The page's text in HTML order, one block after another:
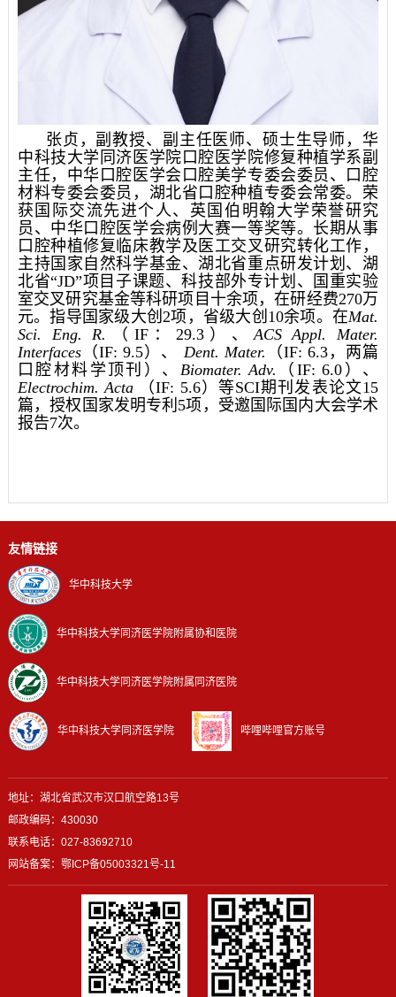
张贞，副教授、副主任医师、硕士生导师，华
中科技大学同济医学院口腔医学院修复种植学系副
主任，中华口腔医学会口腔美学专委会委员、口腔
材料专委会委员，湖北省口腔种植专委会常委。荣
获国际交流先进个人、英国伯明翰大学荣誉研究
员、中华口腔医学会病例大赛一等奖等。长期从事
口腔种植修复临床教学及医工交叉研究转化工作，
主持国家自然科学基金、湖北省重点研发计划、湖
北省“JD”项目子课题、科技部外专计划、国重实验
室交叉研究基金等科研项目十余项，在研经费270万
元。指导国家级大创2项，省级大创10余项。在Mat.
Sci. Eng. R.
（IF：29.3）、 ACS Appl. Mater.
Interfaces（IF: 9.5）、 Dent. Mater. （IF: 6.3，两篇
口腔材料学顶刊）、 Biomater. Adv.
（IF: 6.0）、
Electrochim. Acta
（IF: 5.6）等SCI期刊发表论文15
篇，授权国家发明专利5项，受邀国际国内大会学术
报告7次。
友情链接
华中科技大学
华中科技大学同济医学院附属协和医院
华中科技大学同济医学院附属同济医院
华中科技大学同济医学院 哔哩哔哩官方账号
地址：湖北省武汉市汉口航空路13号
邮政编码：430030
联系电话：027-83692710
网站备案： 鄂ICP备05003321号-11